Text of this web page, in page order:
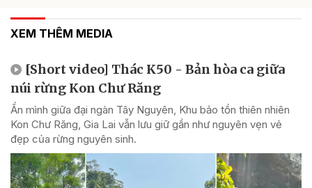
XEM THÊM MEDIA
[Short video] Thác K50 - Bản hòa ca giữa
núi rừng Kon Chư Răng
Ẩn mình giữa đại ngàn Tây Nguyên, Khu bảo tồn thiên nhiên
Kon Chư Răng, Gia Lai vẫn lưu giữ gần như nguyên vẹn vẻ
đẹp của rừng nguyên sinh.